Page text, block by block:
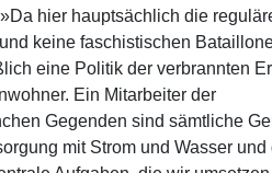
hier hauptsächlich die
keine faschistischen
eine Politik der verbrannten
Ein Mitarbeiter der
Gegenden sind sämtliche
mit Strom und Wasser und